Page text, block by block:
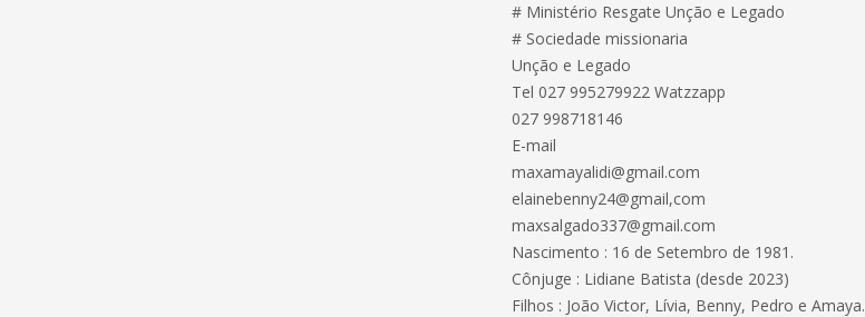
# Ministério Resgate Unção e Legado
# Sociedade missionaria
Unção e Legado
Tel 027 995279922 Watzzapp
027 998718146
E-mail
maxamayalidi@gmail.com
elainebenny24@gmail,com
maxsalgado337@gmail.com
Nascimento : 16 de Setembro de 1981.
Cônjuge : Lidiane Batista (desde 2023)
Filhos : João Victor, Lívia, Benny, Pedro e Amaya.